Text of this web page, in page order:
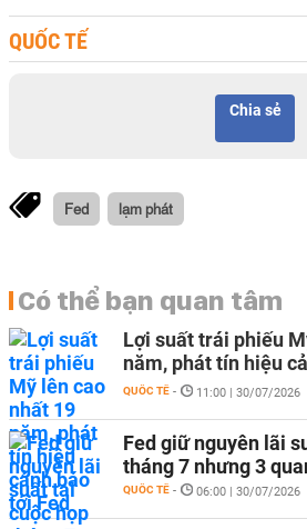
QUỐC TẾ
Chia sẻ
Fed lạm phát
Có thể bạn quan tâm
Lợi suất trái phiếu
năm, phát tín hiệu
QUỐC TẾ - 11:00 | 30/07/2026
Fed giữ nguyên lãi
tháng 7 nhưng 3
QUỐC TẾ - 06:00 | 30/07/2026